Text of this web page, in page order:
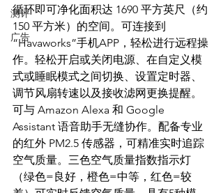
测评
广告
循环即可净化面积达 1690 平方英尺（约
150 平方米）的空间。可连接到
“Havaworks”手机APP，轻松进行远程操
作。轻松开启或关闭电源、在自定义模
式或睡眠模式之间切换、设置定时器、
调节风扇转速以及接收滤网更换提醒。
可与 Amazon Alexa 和 Google
Assistant 语音助手无缝协作。配备专业
的红外 PM2.5 传感器，可精准实时追踪
空气质量。三色空气质量指数指示灯
（绿色=良好，橙色=中等，红色=较